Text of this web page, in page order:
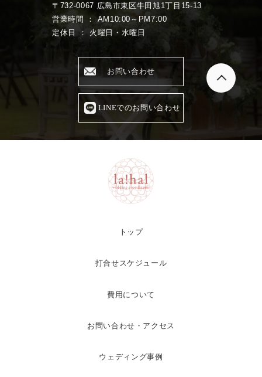
〒732-0067 広島市東区牛田旭1丁目15-13
営業時間 ： AM10:00～PM7:00
定休日 ： 火曜日・水曜日
お問い合わせ
LINEでのお問い合わせ
トップ
打合せスケジュール
費用について
お問い合わせ・アクセス
ウェディング事例